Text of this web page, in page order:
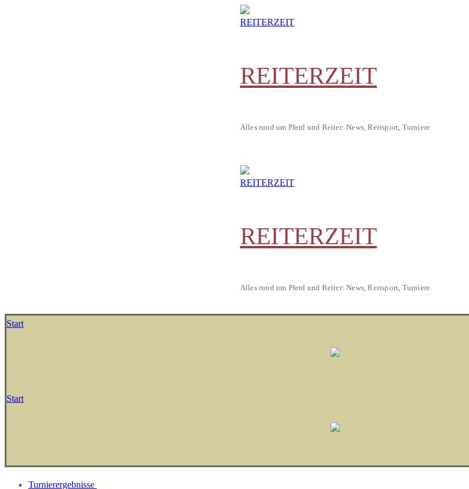
REITERZEIT
Alles rund um Pferd und Reiter: News, Reitsport, Turniere
REITERZEIT
Alles rund um Pferd und Reiter: News, Reitsport, Turniere
Start
Start
Turnierergebnisse